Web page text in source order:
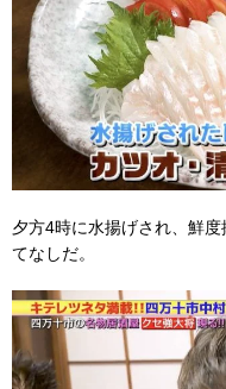
夕方4時に水揚げされ、鮮
てなしだ。